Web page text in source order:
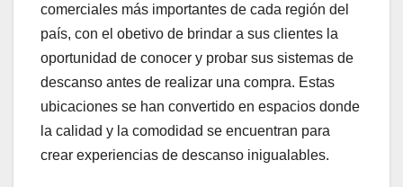
comerciales más importantes de cada región del
país, con el obetivo de brindar a sus clientes la
oportunidad de conocer y probar sus sistemas de
descanso antes de realizar una compra. Estas
ubicaciones se han convertido en espacios donde
la calidad y la comodidad se encuentran para
crear experiencias de descanso inigualables.